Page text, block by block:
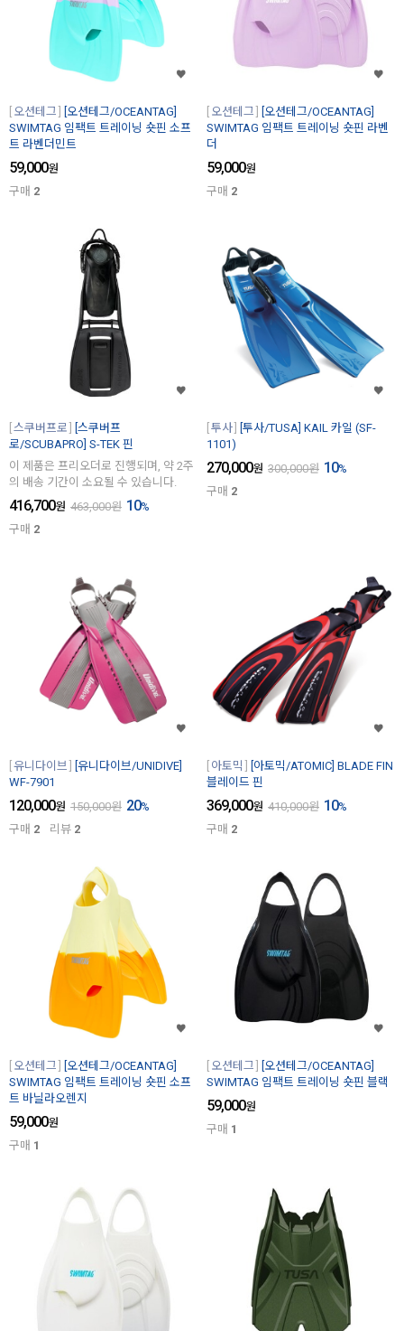
오션테그
[오션테그/OCEANTAG]
SWIMTAG 임팩트 트레이닝 숏핀 소프
트 라벤더민트
59,000원
구매 2
오션테그
[오션테그/OCEANTAG]
SWIMTAG 임팩트 트레이닝 숏핀 라벤
더
59,000원
구매 2
스쿠버프로
[스쿠버프
로/SCUBAPRO] S-TEK 핀
이 제품은 프리오더로 진행되며, 약 2주
의 배송 기간이 소요될 수 있습니다.
416,700원 463,000원 10%
구매 2
투사
[투사/TUSA] KAIL 카일 (SF-
1101)
270,000원 300,000원 10%
구매 2
유니다이브
[유니다이브/UNIDIVE]
WF-7901
120,000원 150,000원 20%
구매 2 리뷰 2
아토믹
[아토믹/ATOMIC] BLADE FIN
블레이드 핀
369,000원 410,000원 10%
구매 2
오션테그
[오션테그/OCEANTAG]
SWIMTAG 임팩트 트레이닝 숏핀 소프
트 바닐라오렌지
59,000원
구매 1
오션테그
[오션테그/OCEANTAG]
SWIMTAG 임팩트 트레이닝 숏핀 블랙
59,000원
구매 1